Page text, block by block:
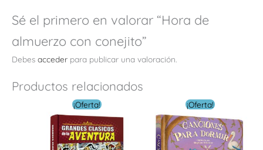
Sé el primero en valorar “Hora de
almuerzo con conejito”
Debes acceder para publicar una valoración.
Productos relacionados
¡Oferta!
El
precio
original
era:
$ 30.00.
actual
es:
$ 15.00.
¡Oferta!
El
precio
original
era:
$ 5.00.
actual
es:
$ 3.00.